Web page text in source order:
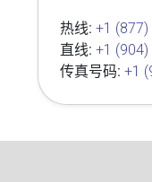
热线: +1 (877)
直线: +1 (904)
传真号码: +1